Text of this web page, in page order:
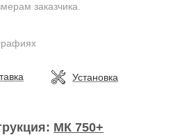
заказчика.
Установка
МК 750+